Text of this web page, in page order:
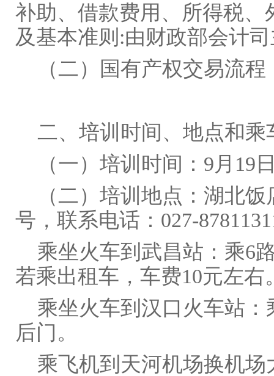
补助、借款费用、所得税
及基本准则:由财政部会计
（二）国有产权交易流程
二、培训时间、地点和乘
（一）培训时间：9月19
（二）培训地点：湖北饭
号，联系电话：027-
乘坐火车到武昌站：乘6
若乘出租车，车费10元左右
乘坐火车到汉口火车站：
后门。
乘飞机到天河机场换机场